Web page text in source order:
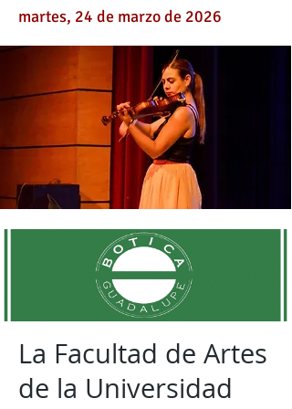
martes, 24 de marzo de 2026
La Facultad de Artes
de la Universidad